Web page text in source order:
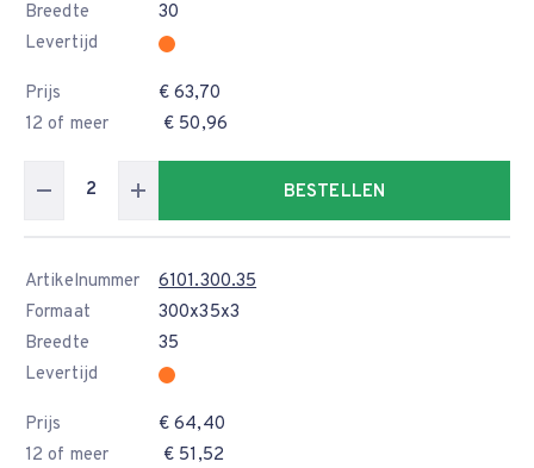
Breedte
30
Levertijd
Prijs
€ 63,70
12 of meer
€ 50,96
BESTELLEN
Artikelnummer
6101.300.35
Formaat
300x35x3
Breedte
35
Levertijd
Prijs
€ 64,40
12 of meer
€ 51,52